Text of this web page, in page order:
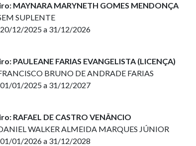
MAYNARA MARYNETH GOMES MENDONÇA
SUPLENTE
12/2025 a 31/12/2026
PAULEANE FARIAS EVANGELISTA (LICENÇA)
BRUNO DE ANDRADE FARIAS
01/2025 a 31/12/2027
RAFAEL DE CASTRO VENÂNCIO
WALKER ALMEIDA MARQUES JÚNIOR
01/2026 a 31/12/2028